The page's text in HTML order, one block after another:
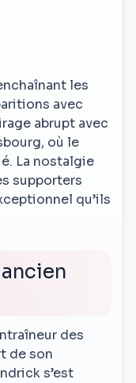
les
avec
abrupt avec
où le
La nostalgie
supporters
qu’ils
des
de son
s’est